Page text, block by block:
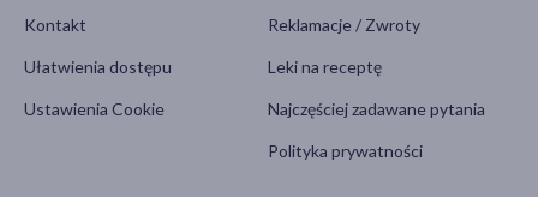
Kontakt
Ułatwienia dostępu
Ustawienia Cookie
Reklamacje / Zwroty
Leki na receptę
Najczęściej zadawane pytania
Polityka prywatności